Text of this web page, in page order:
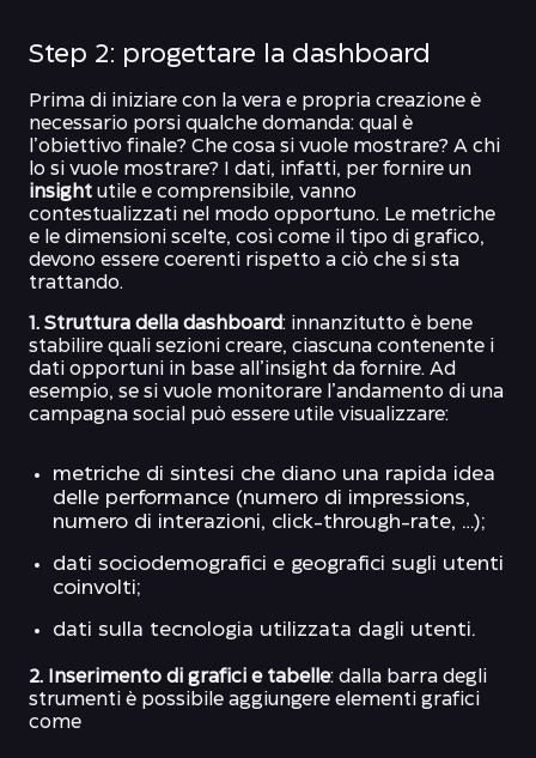
Step 2: progettare la dashboard
Prima di iniziare con la vera e propria creazione è
necessario porsi qualche domanda: qual è
l’obiettivo finale? Che cosa si vuole mostrare? A chi
lo si vuole mostrare? I dati, infatti, per fornire un
insight utile e comprensibile, vanno
contestualizzati nel modo opportuno. Le metriche
e le dimensioni scelte, così come il tipo di grafico,
devono essere coerenti rispetto a ciò che si sta
trattando.
1. Struttura della dashboard: innanzitutto è bene
stabilire quali sezioni creare, ciascuna contenente i
dati opportuni in base all’insight da fornire. Ad
esempio, se si vuole monitorare l’andamento di una
campagna social può essere utile visualizzare:
metriche di sintesi che diano una rapida idea
delle performance (numero di impressions,
numero di interazioni, click-through-rate, …);
dati sociodemografici e geografici sugli utenti
coinvolti;
dati sulla tecnologia utilizzata dagli utenti.
2. Inserimento di grafici e tabelle: dalla barra degli
strumenti è possibile aggiungere elementi grafici
come